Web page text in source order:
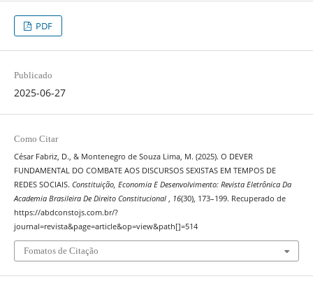
PDF
Publicado
2025-06-27
Como Citar
César Fabriz, D., & Montenegro de Souza Lima, M. (2025). O DEVER
FUNDAMENTAL DO COMBATE AOS DISCURSOS SEXISTAS EM TEMPOS DE
REDES SOCIAIS. Constituição, Economia E Desenvolvimento: Revista Eletrônica Da
Academia Brasileira De Direito Constitucional , 16(30), 173–199. Recuperado de
https://abdconstojs.com.br/?
journal=revista&page=article&op=view&path[]=514
Fomatos de Citação